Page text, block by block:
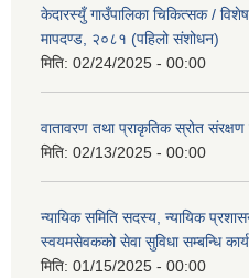
केदारस्युँ गाउँपालिका चिकित्सक /
मापदण्ड, २०८१ (पहिलो संशोधन)
मिति: 02/24/2025 - 00:00
वातावरण तथा प्राकृतिक स्रोत
मिति: 02/13/2025 - 00:00
न्यायिक समिति सदस्य, न्यायिक
स्वयमसेवकको सेवा सुविधा सम्बन्धि
मिति: 01/15/2025 - 00:00